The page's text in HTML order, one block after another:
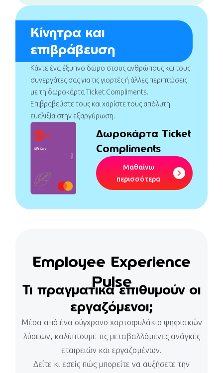
Κίνητρα και
επιβράβευση
Κάντε ένα έξυπνο δώρο στους ανθρώπους και τους
συνεργάτες σας για τις γιορτές ή άλλες περιπτώσεις
με τη δωροκάρτα Ticket Compliments.
Επιβραβεύστε τους και χαρίστε τους απόλυτη
ευελιξία στην εξαργύρωση.
Δωροκάρτα Ticket
Compliments
Μαθαίνω
περισσότερα
Employee Experience
Pulse
Τι πραγματικά επιθυμούν οι
εργαζόμενοι;
Μέσα από ένα σύγχρονο χαρτοφυλάκιο ψηφιακών
λύσεων, καλύπτουμε τις μεταβαλλόμενες ανάγκες
εταιρειών και εργαζομένων.
Δείτε κι εσείς πώς μπορείτε να αυξήσετε την